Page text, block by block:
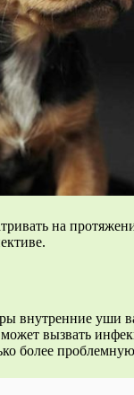
на
внутренние уши
может вызвать
более